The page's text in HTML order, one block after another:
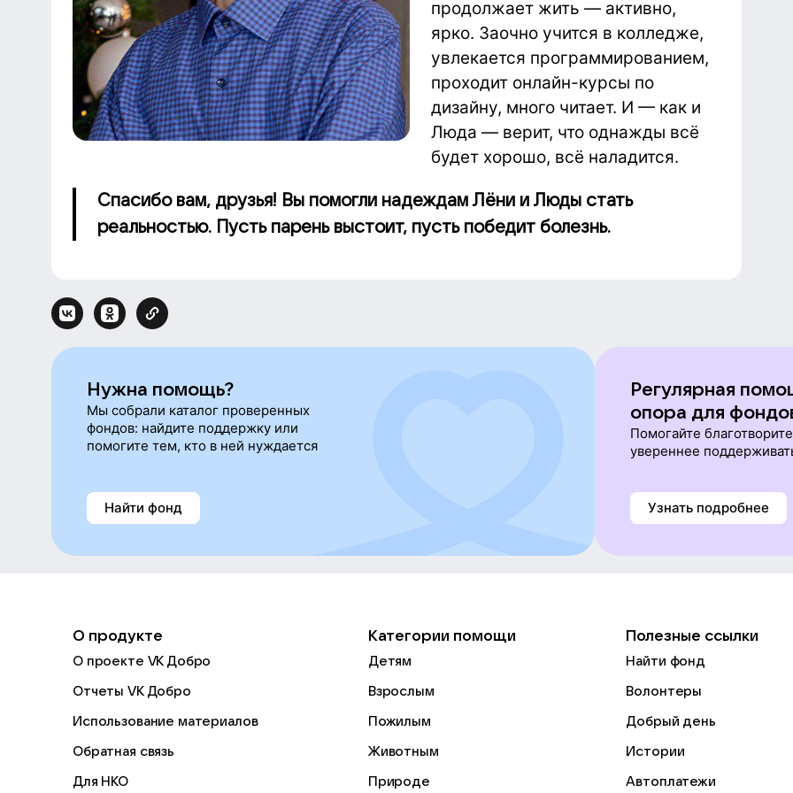
продолжает жить — активно,
ярко. Заочно учится в колледже,
увлекается программированием,
проходит онлайн-курсы по
дизайну, много читает. И — как и
Люда — верит, что однажды всё
будет хорошо, всё наладится.
Спасибо вам, друзья! Вы помогли надеждам Лёни и Люды стать
реальностью. Пусть парень выстоит, пусть победит болезнь.
Нужна помощь?
Мы собрали каталог проверенных
фондов: найдите поддержку или
помогите тем, кто в ней нуждается
Найти фонд
Регулярная
опора для
Помогайте
увереннее
Узнать подробнее
О продукте
О проекте VK Добро
Отчеты VK Добро
Использование материалов
Обратная связь
Для НКО
Категории помощи
Детям
Взрослым
Пожилым
Животным
Природе
Полезные ссылки
Найти фонд
Волонтеры
Добрый день
Истории
Автоплатежи